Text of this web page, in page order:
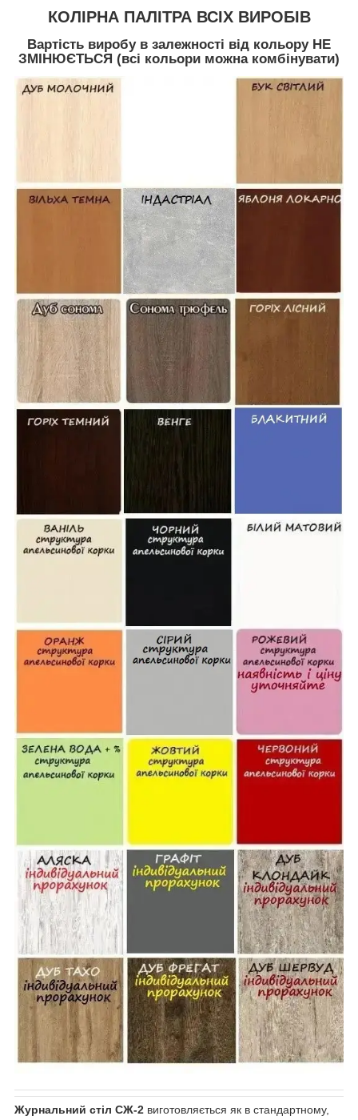
КОЛІРНА ПАЛІТРА ВСІХ ВИРОБІВ
Вартість виробу в залежності від кольору НЕ
ЗМІНЮЄТЬСЯ (всі кольори можна комбінувати)
Журнальний стіл СЖ-2 виготовляється як в стандартному,